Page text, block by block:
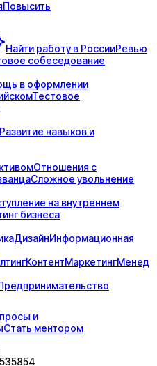
Повысить
Найти работу в РоссииРевью
собеседование
в оформлении
Тестовое
Развитие навыков и
Отношения с
Сложное увольнение
на внутреннем
бизнеса
ДизайнИнформационная
КонтентМаркетингМенед
и
Стать ментором